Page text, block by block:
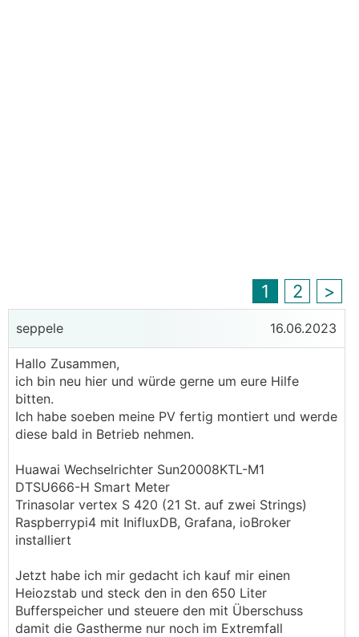
1 2 >
seppele 16.06.2023
Hallo Zusammen,
ich bin neu hier und würde gerne um eure Hilfe
bitten.
Ich habe soeben meine PV fertig montiert und werde
diese bald in Betrieb nehmen.
Huawai Wechselrichter Sun20008KTL-M1
DTSU666-H Smart Meter
Trinasolar vertex S 420 (21 St. auf zwei Strings)
Raspberrypi4 mit InifluxDB, Grafana, ioBroker
installiert
Jetzt habe ich mir gedacht ich kauf mir einen
Heiozstab und steck den in den 650 Liter
Bufferspeicher und steuere den mit Überschuss
damit die Gastherme nur noch im Extremfall